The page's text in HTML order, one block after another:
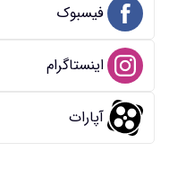
فیسبوک
اینستاگرام
آپارات